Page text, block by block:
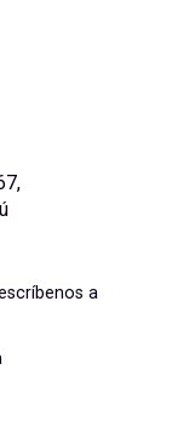
a